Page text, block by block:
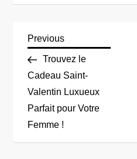
P
o
s
t
Previous
Post
Previous
Trouvez le
Cadeau Saint-
Valentin Luxueux
Parfait pour Votre
Femme !